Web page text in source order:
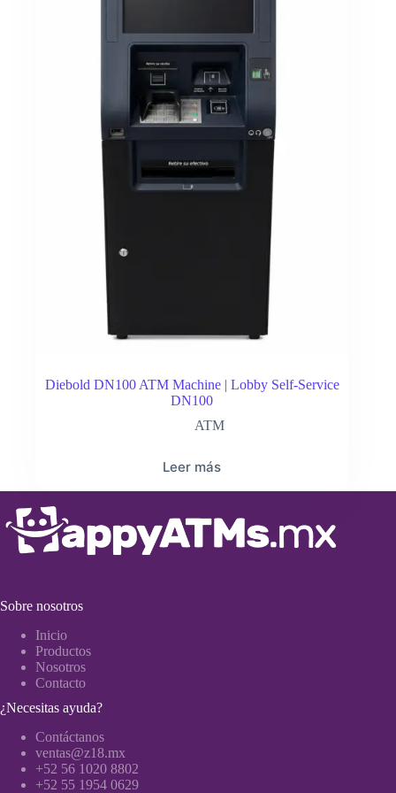
Diebold DN100 ATM Machine | Lobby Self-Service
DN100
ATM
Leer más
Sobre nosotros
Inicio
Productos
Nosotros
Contacto
¿Necesitas ayuda?
Contáctanos
ventas@z18.mx
+52 56 1020 8802
+52 55 1954 0629